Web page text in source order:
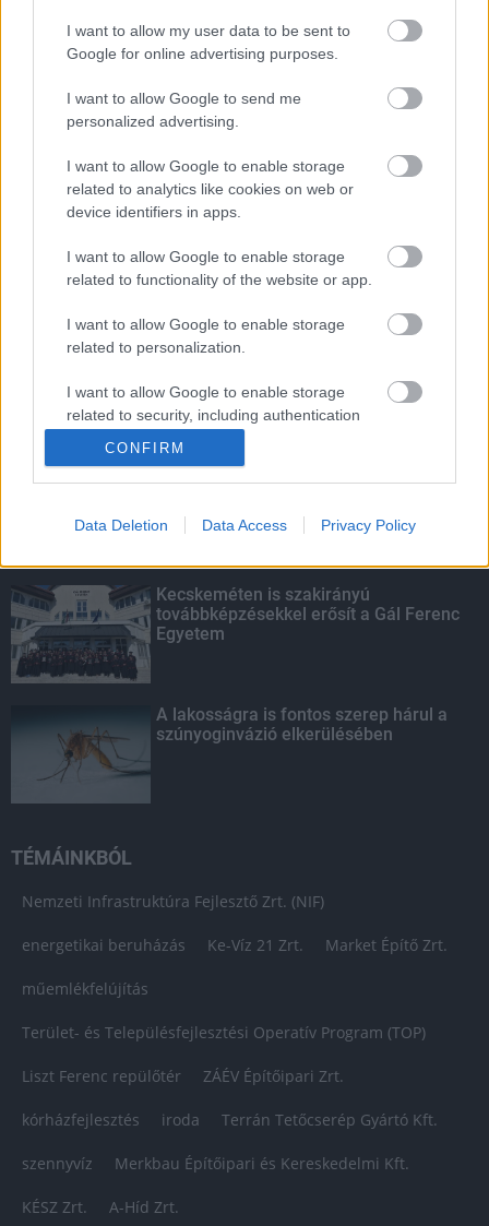
I want to allow my user data to be sent to
Google for online advertising purposes.
I want to allow Google to send me
personalized advertising.
I want to allow Google to enable storage
related to analytics like cookies on web or
device identifiers in apps.
I want to allow Google to enable storage
related to functionality of the website or app.
I want to allow Google to enable storage
related to personalization.
I want to allow Google to enable storage
related to security, including authentication
CONFIRM
Data Deletion Data Access Privacy Policy
Paks II.: Mit jelent az 5. blokk új
mérföldköve a felülvizsgálat
árnyékában?
Fontos a postaládákba költöző
széncinegék védelme
Amire többmillióan vártunk: szombattól
másodfokúra csökken a riasztás
KIEMELT
Megérkezett az eső a Duna
Kecskeméten is szakirányú
továbbképzésekkel erősít a Gál Ferenc
Egyetem
A lakosságra is fontos szerep hárul a
szúnyoginvázió elkerülésében
TÉMÁINKBÓL
Nemzeti Infrastruktúra Fejlesztő Zrt. (NIF)
energetikai beruházás Ke-Víz 21 Zrt. Market Építő Zrt.
műemlékfelújítás
Terület- és Településfejlesztési Operatív Program (TOP)
Liszt Ferenc repülőtér ZÁÉV Építőipari Zrt.
kórházfejlesztés iroda Terrán Tetőcserép Gyártó Kft.
szennyvíz Merkbau Építőipari és Kereskedelmi Kft.
KÉSZ Zrt. A-Híd Zrt.